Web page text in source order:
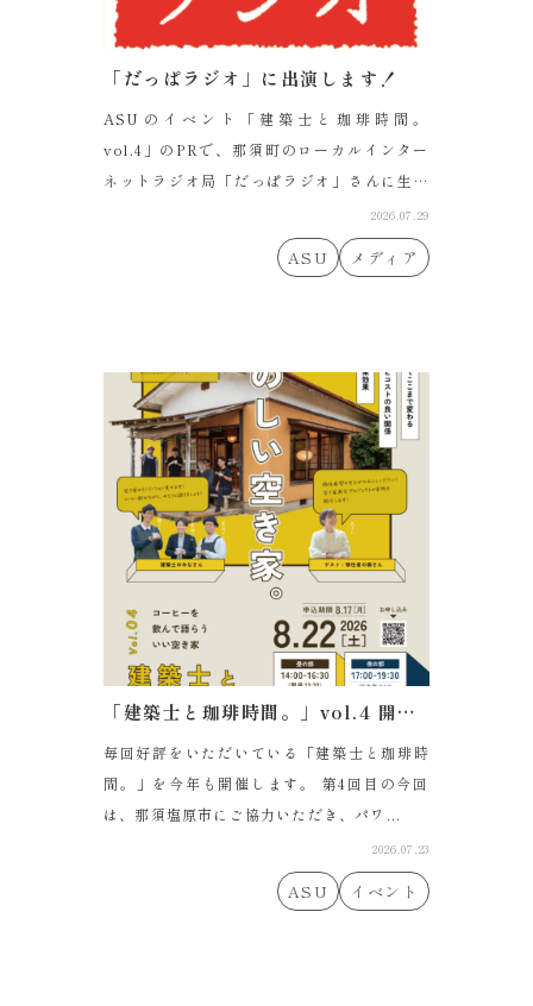
「だっぱラジオ」に出演します！
ASUのイベント「建築士と珈琲時間。
vol.4」のPRで、那須町のローカルインター
ネットラジオ局「だっぱラジオ」さんに生出
2026.07.29
ASU メディア
「建築士と珈琲時間。」vol.4 開催します！
毎回好評をいただいている「建築士と珈琲時
間。」を今年も開催します。 第4回目の今回
は、那須塩原市にご協力いただき、パワ...
2026.07.23
ASU イベント